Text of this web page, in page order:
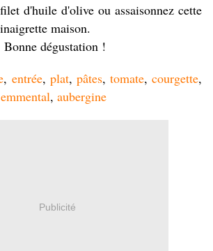
d'huile d'olive ou assaisonnez cette
maison.
Bonne dégustation !
, entrée, plat, pâtes, tomate, courgette,
emmental, aubergine
Publicité